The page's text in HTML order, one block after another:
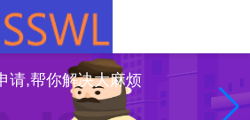
请,帮你解决大麻烦